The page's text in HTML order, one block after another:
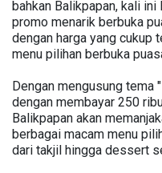
bahkan Balikpapan, kali
promo menarik berbuka
dengan harga yang cukup
menu pilihan berbuka
Dengan mengusung tema
dengan membayar 250
Balikpapan akan
berbagai macam menu
dari takjil hingga dessert